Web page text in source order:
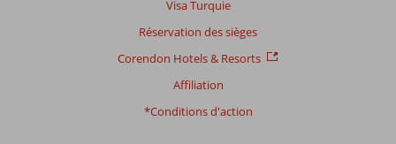
Visa Turquie
Réservation des sièges
Corendon Hotels & Resorts
Affiliation
*Conditions d'action